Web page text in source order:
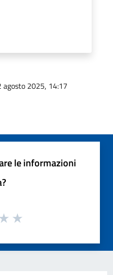
agosto 2025, 14:17
le informazioni